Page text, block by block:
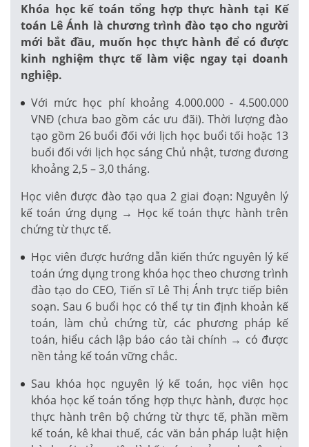
Khóa học kế toán tổng hợp thực hành tại Kế
toán Lê Ánh là chương trình đào tạo cho người
mới bắt đầu, muốn học thực hành để có được
kinh nghiệm thực tế làm việc ngay tại doanh
nghiệp.
Với mức học phí khoảng 4.000.000 - 4.500.000
VNĐ (chưa bao gồm các ưu đãi). Thời lượng đào
tạo gồm 26 buổi đối với lịch học buổi tối hoặc 13
buổi đối với lịch học sáng Chủ nhật, tương đương
khoảng 2,5 – 3,0 tháng.
Học viên được đào tạo qua 2 giai đoạn: Nguyên lý
kế toán ứng dụng → Học kế toán thực hành trên
chứng từ thực tế.
Học viên được hướng dẫn kiến thức nguyên lý kế
toán ứng dụng trong khóa học theo chương trình
đào tạo do CEO, Tiến sĩ Lê Thị Ánh trực tiếp biên
soạn. Sau 6 buổi học có thể tự tin định khoản kế
toán, làm chủ chứng từ, các phương pháp kế
toán, hiểu cách lập báo cáo tài chính → có được
nền tảng kế toán vững chắc.
Sau khóa học nguyên lý kế toán, học viên học
khóa học kế toán tổng hợp thực hành, được học
thực hành trên bộ chứng từ thực tế, phần mềm
kế toán, kê khai thuế, các văn bản pháp luật hiện